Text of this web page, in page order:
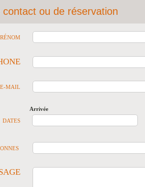
contact ou de réservation
E-MAIL
Arrivée
DATES